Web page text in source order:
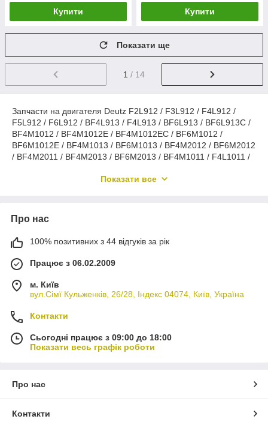
Купити Купити
Показати ще
1 / 14
Запчасти на двигателя Deutz F2L912 / F3L912 / F4L912 /
F5L912 / F6L912 / BF4L913 / F4L913 / BF6L913 / BF6L913C /
BF4M1012 / BF4M1012E / BF4M1012EC / BF6M1012 /
BF6M1012E / BF4M1013 / BF6M1013 / BF4M2012 / BF6M2012
/ BF4M2011 / BF4M2013 / BF6M2013 / BF4M1011 / F4L1011 /
втулка шатуна, втулка розпочила, колінвал, головка блока
палива, фільтр, стартер, генератор, свічки накала,
Показати все
Про нас
100% позитивних з 44 відгуків за рік
Працює з 06.02.2009
м. Київ
вул.Сімї Кульженків, 26/28, Індекс 04074, Київ, Україна
Контакти
Сьогодні працює з 09:00 до 18:00
Показати весь графік роботи
Про нас
Контакти